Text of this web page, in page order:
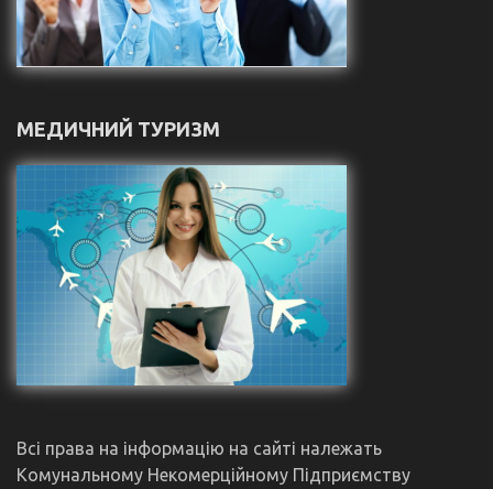
МЕДИЧНИЙ ТУРИЗМ
Всі права на інформацію на сайті належать
Комунальному Некомерційному Підприємству